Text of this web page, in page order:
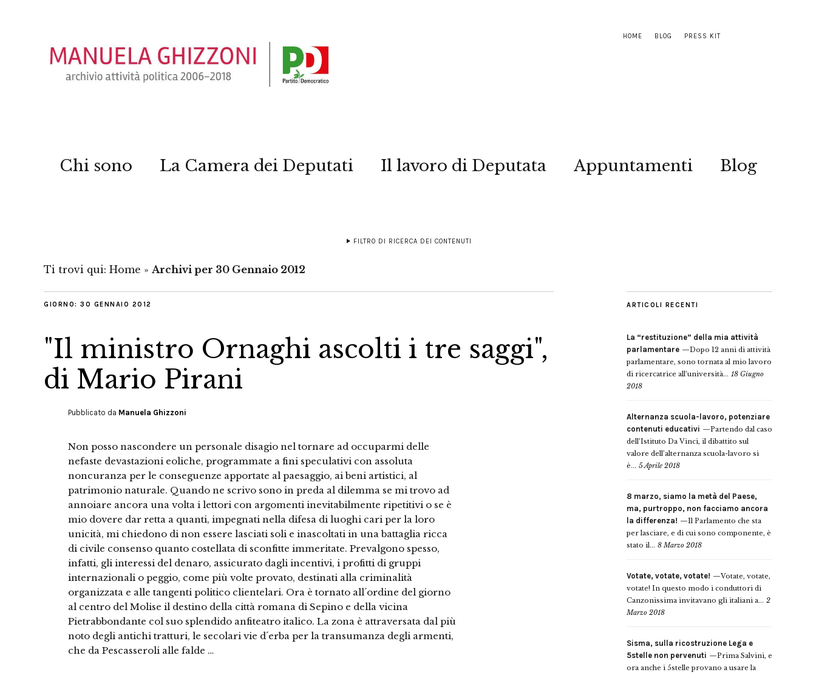
HOME BLOG PRESS KIT
Chi sono La Camera dei Deputati Il lavoro di Deputata Appuntamenti Blog
FILTRO DI RICERCA DEI CONTENUTI
Ti trovi qui: Home » Archivi per 30 Gennaio 2012
GIORNO: 30 GENNAIO 2012
"Il ministro Ornaghi ascolti i tre saggi",
di Mario Pirani
Pubblicato da Manuela Ghizzoni
Non posso nascondere un personale disagio nel tornare ad occuparmi delle
nefaste devastazioni eoliche, programmate a fini speculativi con assoluta
noncuranza per le conseguenze apportate al paesaggio, ai beni artistici, al
patrimonio naturale. Quando ne scrivo sono in preda al dilemma se mi trovo ad
annoiare ancora una volta i lettori con argomenti inevitabilmente ripetitivi o se è
mio dovere dar retta a quanti, impegnati nella difesa di luoghi cari per la loro
unicità, mi chiedono di non essere lasciati soli e inascoltati in una battaglia ricca
di civile consenso quanto costellata di sconfitte immeritate. Prevalgono spesso,
infatti, gli interessi del denaro, assicurato dagli incentivi, i profitti di gruppi
internazionali o peggio, come più volte provato, destinati alla criminalità
organizzata e alle tangenti politico clientelari. Ora è tornato all´ordine del giorno
al centro del Molise il destino della città romana di Sepino e della vicina
Pietrabbondante col suo splendido anfiteatro italico. La zona è attraversata dal più
noto degli antichi tratturi, le secolari vie d´erba per la transumanza degli armenti,
che da Pescasseroli alle falde …
ARTICOLI RECENTI
La “restituzione” della mia attività
parlamentare
Dopo 12 anni di attività
parlamentare, sono tornata al mio lavoro
di ricercatrice all’università... 18 Giugno
2018
Alternanza scuola-lavoro, potenziare
contenuti educativi
Partendo dal caso
dell’Istituto Da Vinci, il dibattito sul
valore dell’alternanza scuola-lavoro si
è... 5 Aprile 2018
8 marzo, siamo la metà del Paese,
ma, purtroppo, non facciamo ancora
la differenza!
Il Parlamento che sta
per lasciare, e di cui sono componente, è
stato il... 8 Marzo 2018
Votate, votate, votate!
Votate, votate,
votate! In questo modo i conduttori di
Canzonissima invitavano gli italiani a... 2
Marzo 2018
Sisma, sulla ricostruzione Lega e
5stelle non pervenuti
Prima Salvini, e
ora anche i 5stelle provano a usare la